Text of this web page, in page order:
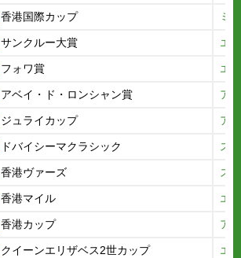
香港国際カップ ミ
サンクルー大賞 エ
フォワ賞 エ
アベイ・ド・ロンシャン賞 ア
ジュライカップ ア
ドバイシーマクラシック ス
香港ヴァーズ ス
香港マイル エ
香港カップ ア
クイーンエリザベス2世カップ エ